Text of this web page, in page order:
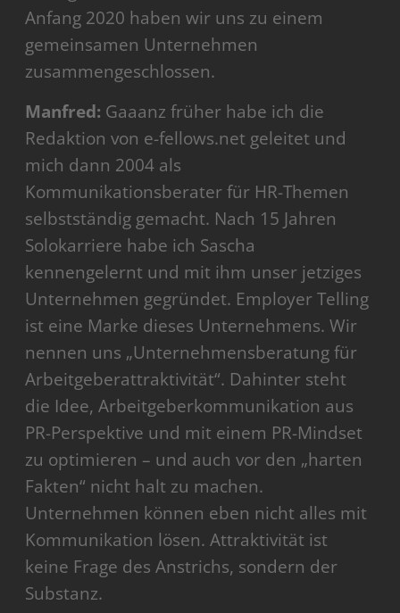
Anfang 2020 haben wir uns zu einem
gemeinsamen Unternehmen
zusammengeschlossen.
Manfred: Gaaanz früher habe ich die
Redaktion von e-fellows.net geleitet und
mich dann 2004 als
Kommunikationsberater für HR-Themen
selbstständig gemacht. Nach 15 Jahren
Solokarriere habe ich Sascha
kennengelernt und mit ihm unser jetziges
Unternehmen gegründet. Employer Telling
ist eine Marke dieses Unternehmens. Wir
nennen uns „Unternehmensberatung für
Arbeitgeberattraktivität“. Dahinter steht
die Idee, Arbeitgeberkommunikation aus
PR-Perspektive und mit einem PR-Mindset
zu optimieren – und auch vor den „harten
Fakten“ nicht halt zu machen.
Unternehmen können eben nicht alles mit
Kommunikation lösen. Attraktivität ist
keine Frage des Anstrichs, sondern der
Substanz.